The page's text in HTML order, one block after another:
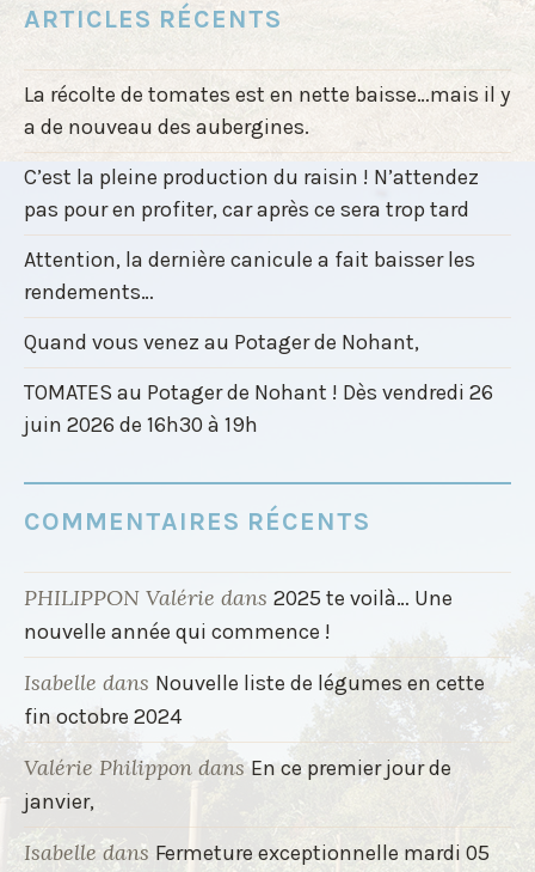
ARTICLES RÉCENTS
La récolte de tomates est en nette baisse…mais il y
a de nouveau des aubergines.
C’est la pleine production du raisin ! N’attendez
pas pour en profiter, car après ce sera trop tard
Attention, la dernière canicule a fait baisser les
rendements…
Quand vous venez au Potager de Nohant,
TOMATES au Potager de Nohant ! Dès vendredi 26
juin 2026 de 16h30 à 19h
COMMENTAIRES RÉCENTS
PHILIPPON Valérie dans 2025 te voilà… Une
nouvelle année qui commence !
Isabelle dans Nouvelle liste de légumes en cette
fin octobre 2024
Valérie Philippon dansEn ce premier jour de
janvier,
Isabelle dans Fermeture exceptionnelle mardi 05